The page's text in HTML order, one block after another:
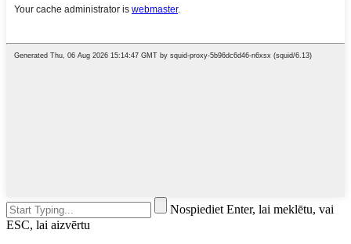
Nospiediet Enter, lai meklētu, vai
ESC, lai aizvērtu